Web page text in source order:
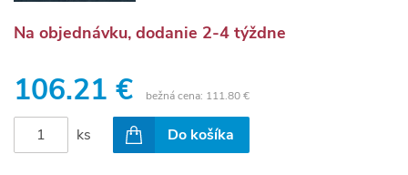
Na objednávku, dodanie 2-4 týždne
106.21 € bežná cena: 111.80 €
ks Do košíka